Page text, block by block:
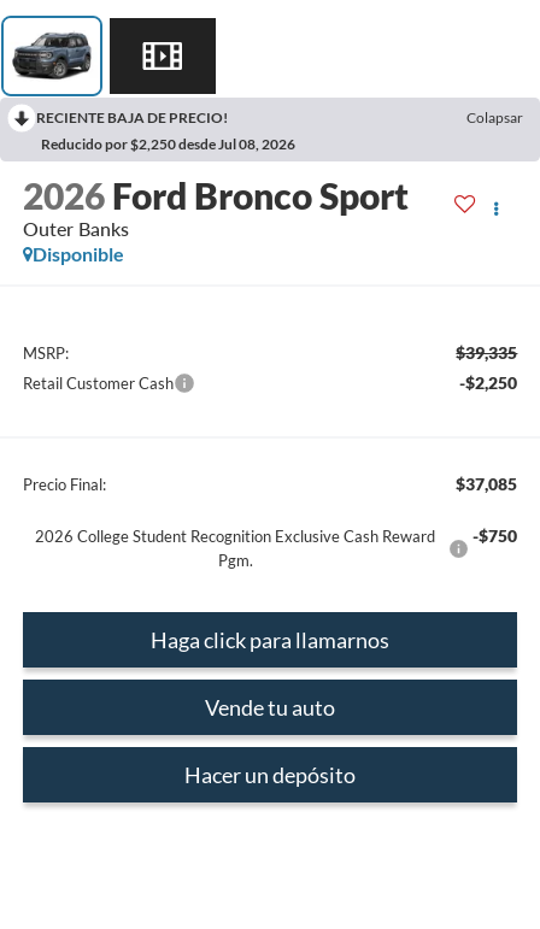
RECIENTE BAJA DE PRECIO!
Colapsar
Reducido por $2,250 desde Jul 08, 2026
2026 Ford Bronco Sport
Outer Banks
Disponible
MSRP: $39,335
Retail Customer Cash -$2,250
Precio Final: $37,085
2026 College Student Recognition Exclusive Cash Reward
Pgm.
-$750
Haga click para llamarnos
Vende tu auto
Hacer un depósito